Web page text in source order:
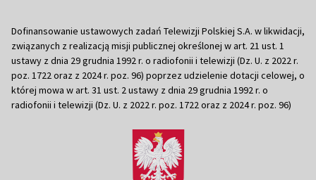
Dofinansowanie ustawowych zadań Telewizji Polskiej S.A. w likwidacji,
związanych z realizacją misji publicznej określonej w art. 21 ust. 1
ustawy z dnia 29 grudnia 1992 r. o radiofonii i telewizji (Dz. U. z 2022 r.
poz. 1722 oraz z 2024 r. poz. 96) poprzez udzielenie dotacji celowej, o
której mowa w art. 31 ust. 2 ustawy z dnia 29 grudnia 1992 r. o
radiofonii i telewizji (Dz. U. z 2022 r. poz. 1722 oraz z 2024 r. poz. 96)